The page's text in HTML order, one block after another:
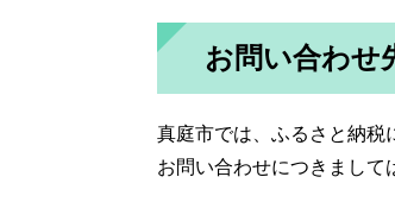
お問い合わせ
真庭市では、ふるさと納税
お問い合わせにつきまして